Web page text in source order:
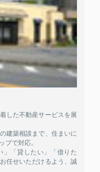
した不動産サービスを展
建築相談まで、住まいに
プで対応。
」「貸したい」「借りた
任せいただけるよう、誠